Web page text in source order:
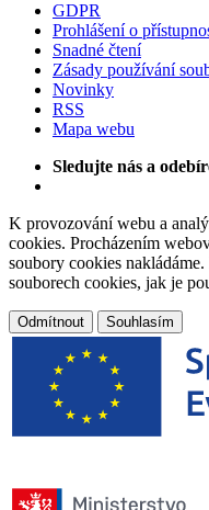
GDPR
Prohlášení o
Snadné čtení
Zásady používání
Novinky
RSS
Mapa webu
Sledujte nás a
K provozování webu a
cookies. Procházením
soubory cookies
souborech cookies, jak je
Odmítnout Souhlasím